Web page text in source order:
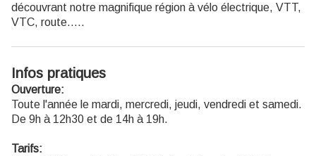
découvrant notre magnifique région à vélo électrique, VTT,
VTC, route.....
Infos pratiques
Ouverture:
Toute l'année le mardi, mercredi, jeudi, vendredi et samedi.
De 9h à 12h30 et de 14h à 19h.
Tarifs: